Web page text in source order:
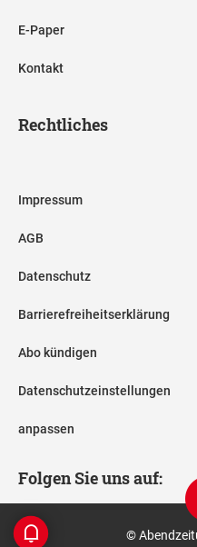
E-Paper
Kontakt
Rechtliches
Impressum
AGB
Datenschutz
Barrierefreiheitserklärung
Abo kündigen
Datenschutzeinstellungen
anpassen
Folgen Sie uns auf:
©